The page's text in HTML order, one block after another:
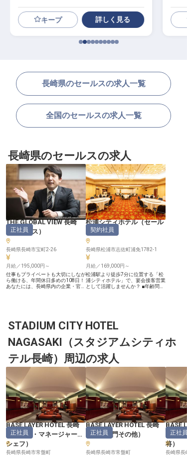
キープ 詳しく見る
度充
長崎県のセールスの求人一覧
全国のセールスの求人一覧
長崎県のセールスの求人
THE GLOBAL VIEW 長崎
（セールス ）
正社員
長崎県長崎市宝町2-26
月給／195,000円～
仕事もプライベートも大切にしなが
ら働ける、年間休日多めの108日！
あなたには、長崎県内の企業・官公
ださい。ホテル業や営業経験をお持
ちの方は優遇あり！あなたの頑張り
にホテルを盛り上げませんか？※こ
の求人は2023年4月19日時点の情
松浦シティホテル（セール
ス）
契約社員
長崎県松浦市志佐町浦免1782-1
月給／169,000円～
松浦駅より徒歩7分に位置する「松
浦シティホテル」で、宴会接客営業
として活躍しませんか？ ■年齢問わ
（光熱費込み） ・年2回の賞与あ
り etc. 松浦市を代表するシティホ
どの際にはまず初めに当ホテルにお
問合せがくることが多いです。なか
には慣れ親しんだ地元企業のお客様
なども多いため、近しい距離間でサ
ービスを提供いただけることも特
徴。設営や当日のご案内などの流れ
を覚えれば、未経験の方でも早期か
ら活躍いただけます。 また、予約
状況により仕出しの配達なども行な
うため、身体を動かしながら1日の
中でメリハリをつけて働きたい、と
いう方には特にピッタリ！人と話す
ことが好きで、効率よく計画をたて
ることが得意な方はぜひご応募くだ
さい。 ＼松浦シティホテルはこん
なところ／ ・ラジウム泉まつらの
湯が大変好評 ・地元の方で賑わう
ホテルレストラン松花がメディアで
も紹介 ・大型宴会と言えば“ここ“と
評される地域屈指のシティホテル
STADIUM CITY HOTEL
NAGASAKI（スタジアムシティホ
テル長崎）周辺の求人
BASE LAYER HOTEL 長崎
（料理長・マネージャー・
シェフ ）
正社員
長崎県長崎市常盤町
BASE LAYER HOTEL 長崎
（調理部門その他）
正社員
長崎県長崎市常盤町
BASE
（支配
将）
正社員
長崎県長